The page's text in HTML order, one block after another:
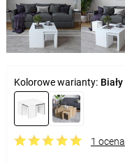
Kolorowe warianty: Biały
1 ocena